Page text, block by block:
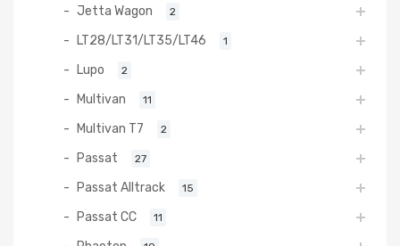
Jetta Wagon 2
LT28/LT31/LT35/LT46 1
Lupo 2
Multivan 11
Multivan T7 2
Passat 27
Passat Alltrack 15
Passat CC 11